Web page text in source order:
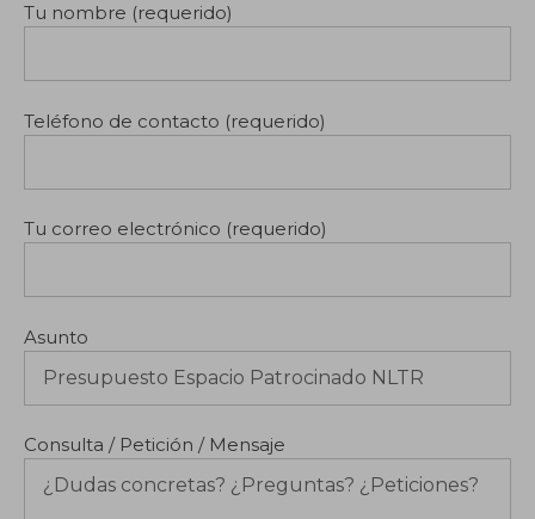
Tu nombre (requerido)
Teléfono de contacto (requerido)
Tu correo electrónico (requerido)
Asunto
Consulta / Petición / Mensaje